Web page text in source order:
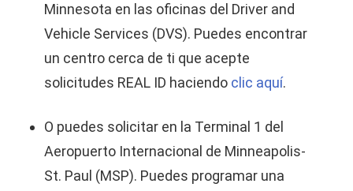
Minnesota en las oficinas del Driver and
Vehicle Services (DVS). Puedes encontrar
un centro cerca de ti que acepte
solicitudes REAL ID haciendo clic aquí.
O puedes solicitar en la Terminal 1 del
Aeropuerto Internacional de Minneapolis-
St. Paul (MSP). Puedes programar una